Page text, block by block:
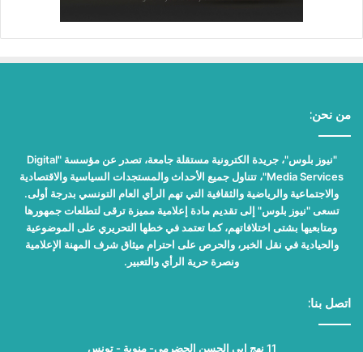
من نحن:
"نيوز بلوس"، جريدة الكترونية مستقلة جامعة، تصدر عن مؤسسة "Digital
Media Services"، تتناول جميع الأحداث والمستجدات السياسية والاقتصادية
والاجتماعية والرياضية والثقافية التي تهم الرأي العام التونسي بدرجة أولى.
تسعى "نيوز بلوس" إلى تقديم مادة إعلامية مميزة ترقى لتطلعات جمهورها
ومتابعيها بشتى اختلافاتهم، كما تعتمد في خطها التحريري على الموضوعية
والحيادية في نقل الخبر، والحرص على احترام ميثاق شرف المهنة الإعلامية
ونصرة حرية الرأي والتعبير.
اتصل بنا:
11 نهج ابي الحسن الحضرمي- منوبة - تونس